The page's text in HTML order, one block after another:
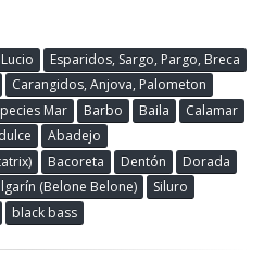
Lucio
Esparidos, Sargo, Pargo, Breca
Carangidos, Anjova, Palometon
Mar Barbo Baila
Calamar
Abadejo
Bacoreta Dentón
Dorada
(Belone Belone)
Siluro
black bass